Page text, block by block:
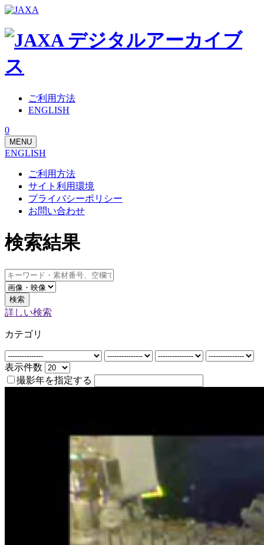
ご利用方法
ENGLISH
0
MENU
ENGLISH
ご利用方法
サイト利用環境
プライバシーポリシー
お問い合わせ
検索結果
検索
詳しい検索
カテゴリ
表示件数
撮影年を指定する